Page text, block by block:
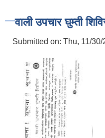
वाली उपचार घुम्ती
Submitted on: Thu, 11/